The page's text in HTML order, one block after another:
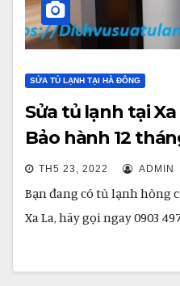
SỬA TỦ LẠNH TẠI HÀ ĐÔNG
Sửa tủ lạnh tại
Bảo hành 12
TH5 23, 2022 ADMIN
Bạn đang có tủ lạnh hỏng
Xa La, hãy gọi ngay 0903